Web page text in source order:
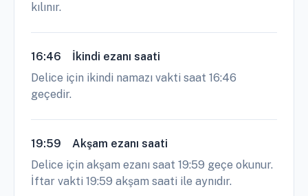
kılınır.
16:46
İkindi ezanı saati
Delice için ikindi namazı vakti saat 16:46
geçedir.
19:59
Akşam ezanı saati
Delice için akşam ezanı saat 19:59 geçe okunur.
İftar vakti 19:59 akşam saati ile aynıdır.